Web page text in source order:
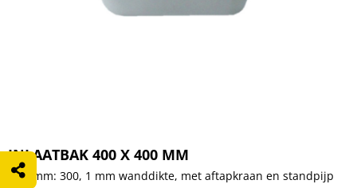
INLAATBAK 400 X 400 MM
H in mm: 300, 1 mm wanddikte, met aftapkraan en standpijp